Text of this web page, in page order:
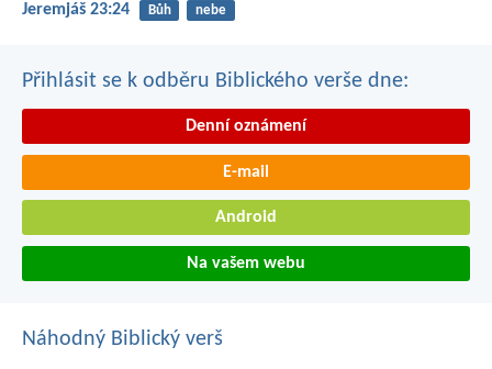
Jeremjáš 23:24 Bůh nebe
Přihlásit se k odběru Biblického verše dne:
Denní oznámení
E-mail
Android
Na vašem webu
Náhodný Biblický verš